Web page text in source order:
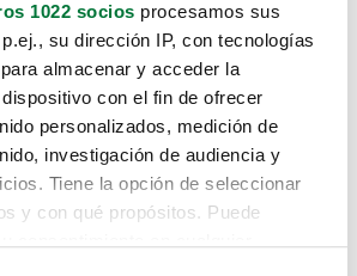
1022 socios procesamos sus
su dirección IP, con tecnologías
almacenar y acceder la
con el fin de ofrecer
personalizados, medición de
investigación de audiencia y
Tiene la opción de seleccionar
y con qué propósitos. Puede
no sabemos como
hasta aquí.
el coche que estás
de estos enlaces: